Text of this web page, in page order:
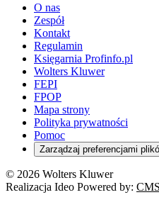
O nas
Zespół
Kontakt
Regulamin
Księgarnia Profinfo.pl
Wolters Kluwer
FEPI
FPOP
Mapa strony
Polityka prywatności
Pomoc
Zarządzaj preferencjami
© 2026 Wolters Kluwer
Realizacja Ideo Powered by: